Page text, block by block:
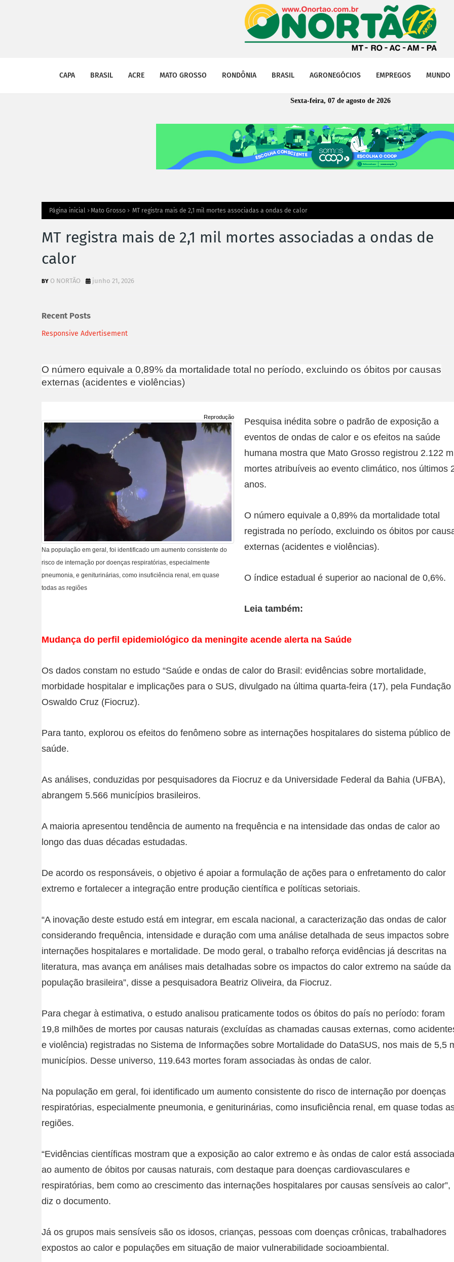
CAPA BRASIL ACRE MATO GROSSO RONDÔNIA BRASIL AGRONEGÓCIOS EMPREGOS MUNDO
Sexta-feira, 07 de agosto de 2026
Página inicial Mato Grosso MT registra mais de 2,1 mil mortes associadas a ondas de calor
MT registra mais de 2,1 mil mortes associadas a ondas de
calor
O NORTÃO junho 21, 2026
Recent Posts
Responsive Advertisement
O número equivale a 0,89% da mortalidade total no período, excluindo os óbitos por causas
externas (acidentes e violências)
Reprodução
Na população em geral, foi identificado um aumento consistente do
risco de internação por doenças respiratórias, especialmente
pneumonia, e geniturinárias, como insuficiência renal, em quase
todas as regiões
Pesquisa inédita sobre o padrão de exposição a
eventos de ondas de calor e os efeitos na saúde
humana mostra que Mato Grosso registrou 2.122
mortes atribuíveis ao evento climático, nos últimos
anos.
O número equivale a 0,89% da mortalidade total
registrada no período, excluindo os óbitos por
externas (acidentes e violências).
O índice estadual é superior ao nacional de 0,6%.
Leia também:
Mudança do perfil epidemiológico da meningite acende alerta na Saúde
Os dados constam no estudo “Saúde e ondas de calor do Brasil: evidências sobre mortalidade,
morbidade hospitalar e implicações para o SUS, divulgado na última quarta-feira (17), pela Fundação
Oswaldo Cruz (Fiocruz).
Para tanto, explorou os efeitos do fenômeno sobre as internações hospitalares do sistema público de
saúde.
As análises, conduzidas por pesquisadores da Fiocruz e da Universidade Federal da Bahia (UFBA),
abrangem 5.566 municípios brasileiros.
A maioria apresentou tendência de aumento na frequência e na intensidade das ondas de calor ao
longo das duas décadas estudadas.
De acordo os responsáveis, o objetivo é apoiar a formulação de ações para o enfretamento do calor
extremo e fortalecer a integração entre produção científica e políticas setoriais.
“A inovação deste estudo está em integrar, em escala nacional, a caracterização das ondas de calor
considerando frequência, intensidade e duração com uma análise detalhada de seus impactos sobre
internações hospitalares e mortalidade. De modo geral, o trabalho reforça evidências já descritas na
literatura, mas avança em análises mais detalhadas sobre os impactos do calor extremo na saúde da
população brasileira”, disse a pesquisadora Beatriz Oliveira, da Fiocruz.
Para chegar à estimativa, o estudo analisou praticamente todos os óbitos do país no período: foram
19,8 milhões de mortes por causas naturais (excluídas as chamadas causas externas, como
e violência) registradas no Sistema de Informações sobre Mortalidade do DataSUS, nos mais de 5,5
municípios. Desse universo, 119.643 mortes foram associadas às ondas de calor.
Na população em geral, foi identificado um aumento consistente do risco de internação por doenças
respiratórias, especialmente pneumonia, e geniturinárias, como insuficiência renal, em quase todas
regiões.
“Evidências científicas mostram que a exposição ao calor extremo e às ondas de calor está associada
ao aumento de óbitos por causas naturais, com destaque para doenças cardiovasculares e
respiratórias, bem como ao crescimento das internações hospitalares por causas sensíveis ao calor”,
diz o documento.
Já os grupos mais sensíveis são os idosos, crianças, pessoas com doenças crônicas, trabalhadores
expostos ao calor e populações em situação de maior vulnerabilidade socioambiental.